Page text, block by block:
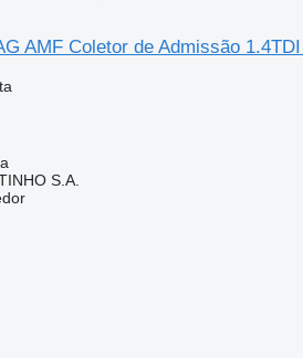
AMF Coletor de Admissão
S.A.